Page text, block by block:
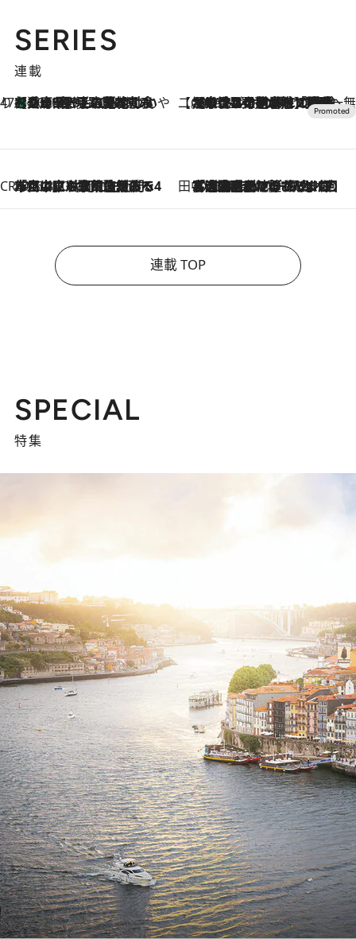
SERIES
連載
47都道府県の手みやげ ひんやりスイーツで夏を満喫
2026.8.8
【兵庫県】この夏絶対食べたい 冷やしておいしいおやつ3選 淡路島の恵みをジェラートに集約 【CREA×星野リゾート】唯一無二。癒しと発見が待つ場所へ
2026.8.7
【トンボの足水浴】ヒノキの香りに包まれて涼感マックス！約13℃の湧水かけ流しを避暑地「星野温泉 トンボの湯」で体験
CREA'S CHOICE
2026.8.7
「立川にも歌舞伎があるんだよ」 片岡仁左衛門・市川中車ら豪華座組みで4年目の立川立飛歌舞伎へ 田中稲の勝手に再ブーム
2026.8.7
「湘南乃風に憧れて」観客大盛上がりの“タオル回し”に、ラッパー顔負けの高速歌唱まで…さだまさし（74）のアグレッシブすぎる現在地
連載 TOP
SPECIAL
特集